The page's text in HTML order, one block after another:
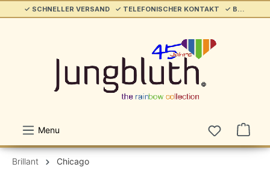
springen ✓ SCHNELLER VERSAND ✓ TELEFONISCHER KONTAKT ✓ BELIEBT & ETABLIERT ✓ SERVICE/HILFE
Menu
Brillant Chicago